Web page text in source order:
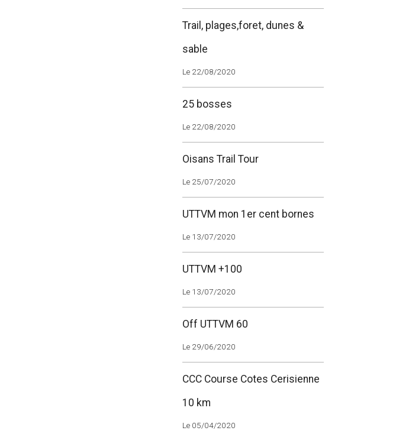
Trail, plages,foret, dunes &
sable
Le 22/08/2020
25 bosses
Le 22/08/2020
Oisans Trail Tour
Le 25/07/2020
UTTVM mon 1er cent bornes
Le 13/07/2020
UTTVM +100
Le 13/07/2020
Off UTTVM 60
Le 29/06/2020
CCC Course Cotes Cerisienne
10 km
Le 05/04/2020